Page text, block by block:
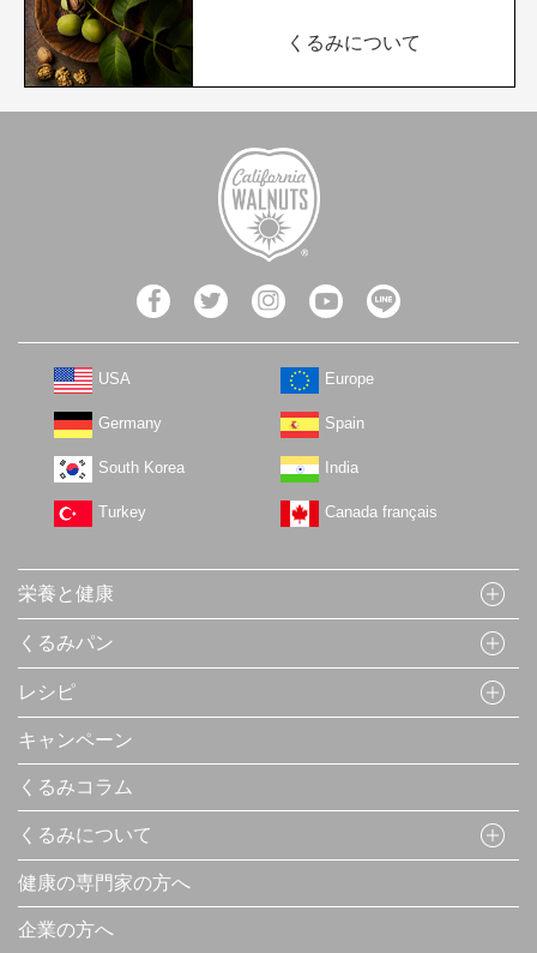
くるみについて
USA Europe
Germany Spain
South Korea India
Turkey Canada français
栄養と健康
くるみパン
レシピ
キャンペーン
くるみコラム
くるみについて
健康の専門家の方へ
企業の方へ